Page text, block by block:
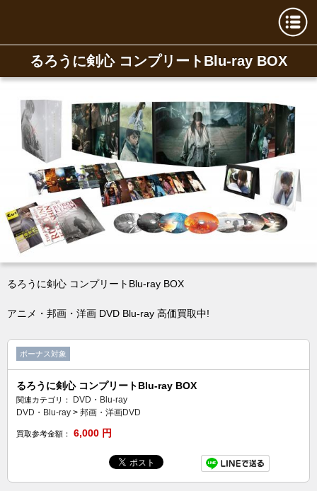
るろうに剣心 コンプリートBlu-ray BOX
るろうに剣心 コンプリートBlu-ray BOX
アニメ・邦画・洋画 DVD Blu-ray 高価買取中!
ボーナス対象
るろうに剣心 コンプリートBlu-ray BOX
関連カテゴリ：
DVD・Blu-ray
DVD・Blu-ray > 邦画・洋画DVD
買取参考金額： 6,000 円